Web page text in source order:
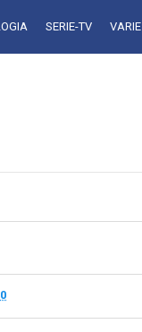
SERIE-TV VARIE